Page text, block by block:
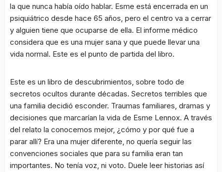
la que nunca había oído hablar. Esme está encerrada en un
psiquiátrico desde hace 65 años, pero el centro va a cerrar
y alguien tiene que ocuparse de ella. El informe médico
considera que es una mujer sana y que puede llevar una
vida normal. Este es el punto de partida del libro.
Este es un libro de descubrimientos, sobre todo de
secretos ocultos durante décadas. Secretos terribles que
una familia decidió esconder. Traumas familiares, dramas y
decisiones que marcarían la vida de Esme Lennox. A través
del relato la conocemos mejor, ¿cómo y por qué fue a
parar allí? Era una mujer diferente, no quería seguir las
convenciones sociales que para su familia eran tan
importantes. No tenía voz, ni voto. Duele leer historias así